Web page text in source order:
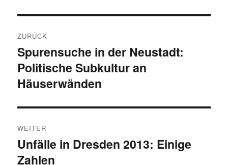
ZURÜCK
Vorheriger
Beitrag:
Spurensuche in der Neustadt:
Politische Subkultur an
Häuserwänden
WEITER
Nächster
Beitrag:
Unfälle in Dresden 2013: Einige
Zahlen